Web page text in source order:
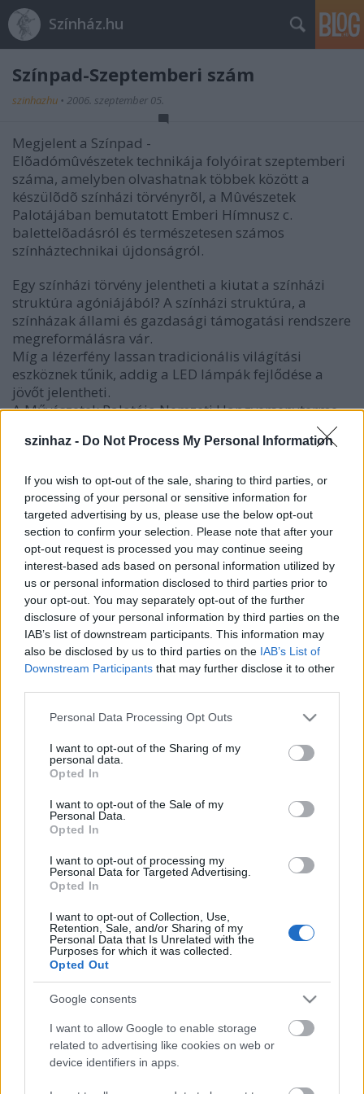
szinhaz - Do Not Process My Personal Information
If you wish to opt-out of the sale, sharing to third parties, or
processing of your personal or sensitive information for
targeted advertising by us, please use the below opt-out
section to confirm your selection. Please note that after your
opt-out request is processed you may continue seeing
interest-based ads based on personal information utilized by
us or personal information disclosed to third parties prior to
your opt-out. You may separately opt-out of the further
disclosure of your personal information by third parties on the
IAB’s list of downstream participants. This information may
also be disclosed by us to third parties on the IAB’s List of
Downstream Participants that may further disclose it to other
Please note that this website/app uses one or more Google
not limited to your visit or usage behaviour. You may click to
grant or deny consent to Google and its third-party tags to
use your data for below specified purposes in below Google
consent section.
Personal Data Processing Opt Outs
I want to opt-out of the Sharing of my
personal data.
Opted In
I want to opt-out of the Sale of my
Personal Data.
Opted In
I want to opt-out of processing my
Personal Data for Targeted Advertising.
Opted In
I want to opt-out of Collection, Use,
Retention, Sale, and/or Sharing of my
Personal Data that Is Unrelated with the
Purposes for which it was collected.
Opted Out
Google consents
I want to allow Google to enable storage
related to advertising like cookies on web or
device identifiers in apps.
Színház.hu
Színpad-Szeptemberi szám
szinhazhu • 2006. szeptember 05.
Megjelent a Színpad -
Elõadómûvészetek technikája folyóirat szeptemberi
száma, amelyben olvashatnak többek között a
készülõdõ színházi törvényrõl, a Mûvészetek
Palotájában bemutatott Emberi Hímnusz c.
balettelõadásról és természetesen számos
színháztechnikai újdonságról.
Egy színházi törvény jelentheti a kiutat a színházi
struktúra agóniájából? A színházi struktúra, a
színházak állami és gazdasági támogatási rendszere
megreformálásra vár.
Míg a lézerfény lassan tradicionális világítási
eszköznek tűnik, addig a LED lámpák fejlődése a
jövőt jelentheti.
A Művészetek Palotája Nemzeti Hangversenyterme
szimfóniájára Markó Iván és Keveházi Gábor
táncprodukciót.
A két kitüntetett, Éberwein RóbertésBadics
Andráséletútjukról beszélnek.
Mikroport csúcstechnika aBudaörsi Passió
szabadtéri produkcióján. A hatalmas méretű,
dimbes-dombos terep-színpad nagy kihívást
jelentett a szereplők hangosításában.
Műszaki újdonságokról a folyóirat SCENI-TECH
2006. Színháztechnikai Találkozó és Kiállítás
alkalmából összeállított mellékletben olvashatunk.
Békéscsabai Jókai Színház szeptember elején várja a
szakma képviselőit.
A látványtervezés már nem szűkíthető le a színházi
díszlet- és jelmeztervezésre. A fotó, videó, animáció
átértelmezését igényli. A sokféle, modern
kommunikációs eszköz, a komputer másféle
oktatást igényel. Ezt mutatja be a Moholy-Nagy
Művészeti Egyetem Vizuális Kommunikációs
Szakának professzora.
A színházi gazdálkodás javítható a tudatosan
kialakított beszállítói kapcsolatokkal. Hogyan
alkalmazható a szállítói marketing?
És még egyéb érdekességek...
forrás: Színpad / MSzTSz